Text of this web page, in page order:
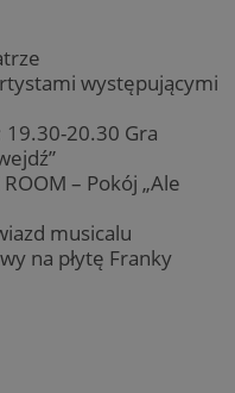
występującymi
20.30 Gra
– Pokój „Ale
musicalu
na płytę Franky